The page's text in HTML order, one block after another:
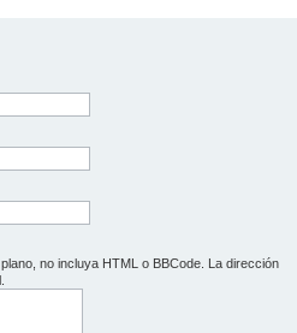
no incluya HTML o BBCode. La dirección